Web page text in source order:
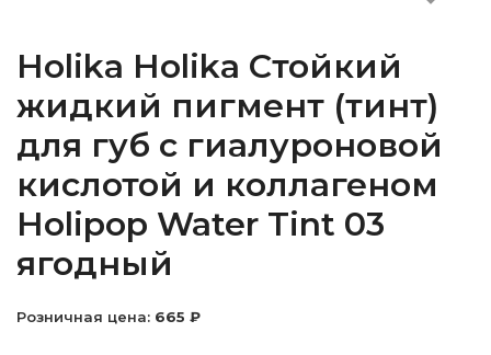
Holika Holika Cтойкий
жидкий пигмент (тинт)
для губ с гиалуроновой
кислотой и коллагеном
Holipop Water Tint 03
ягодный
Розничная цена: 665 ₽